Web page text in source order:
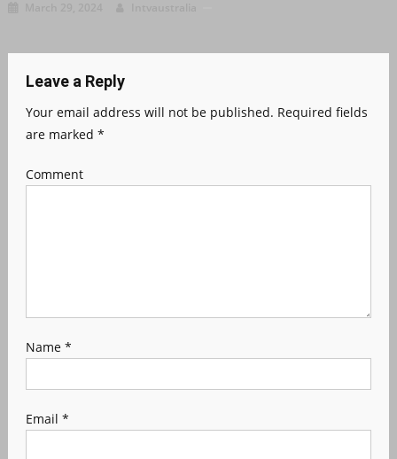
Leave a Reply
Your email address will not be published. Required fields
are marked *
Comment
Name *
Email *